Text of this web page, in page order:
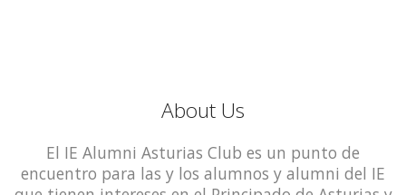
About Us
El IE Alumni Asturias Club es un punto de
encuentro para las y los alumnos y alumni del IE